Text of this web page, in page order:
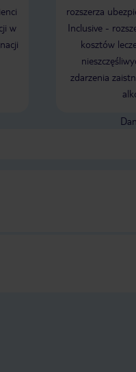
w
rozszerza
Inclusive -
kosztów
zdarzenia